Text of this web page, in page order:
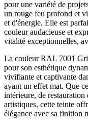
pour une variété de
un rouge feu profond et
et d'énergie. Elle est
couleur audacieuse et
vitalité exceptionnelles,
La couleur RAL 7001
pour son esthétique
vivifiante et captivante
ayant un effet mat. Que
intérieure, de
artistiques, cette teinte
élégance avec sa finition